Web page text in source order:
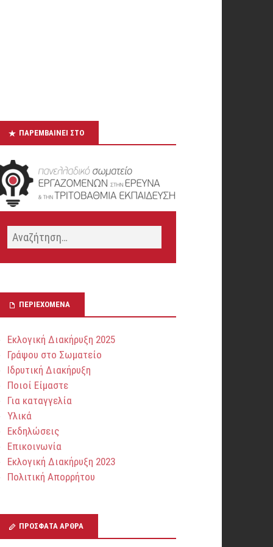
ΠΑΡΕΜΒΑΊΝΕΙ ΣΤΟ
ΠΕΡΙΕΧΌΜΕΝΑ
Εκλογική Διακήρυξη 2025
Γράψου στο Σωματείο
Ιδρυτική Διακήρυξη
Ποιοί Είμαστε
Για καταγγελία
Υλικά
Εκδηλώσεις
Επικοινωνία
Εκλογική Διακήρυξη 2023
Πολιτική Απορρήτου
ΠΡΌΣΦΑΤΑ ΆΡΘΡΑ